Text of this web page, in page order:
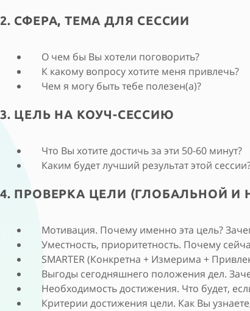
2. СФЕРА, ТЕМА ДЛЯ СЕССИИ
О чем бы Вы хотели поговорить?
К какому вопросу хотите меня привлечь?
Чем я могу быть тебе полезен(а)?
3. ЦЕЛЬ НА КОУЧ-СЕССИЮ
Что Вы хотите достичь за эти 50-60 минут?
Каким будет лучший результат этой
4. ПРОВЕРКА ЦЕЛИ (ГЛОБАЛЬНОЙ И
Мотивация. Почему именно эта цель?
Уместность, приоритетность. Почему
SMARTER (Конкретна + Измерима +
Выгоды сегодняшнего положения дел.
Необходимость достижения. Что будет,
Критерии достижения цели. Как Вы